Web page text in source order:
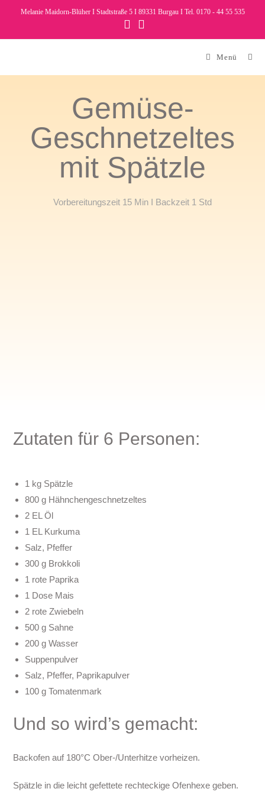
Melanie Maidorn-Blüher I Stadtstraße 5 I 89331 Burgau I Tel. 0170 - 44 55 535
Menü
Gemüse-
Geschnetzeltes
mit Spätzle
Vorbereitungszeit 15 Min I Backzeit 1 Std
Zutaten für 6 Personen:
1 kg Spätzle
800 g Hähnchengeschnetzeltes
2 EL Öl
1 EL Kurkuma
Salz, Pfeffer
300 g Brokkoli
1 rote Paprika
1 Dose Mais
2 rote Zwiebeln
500 g Sahne
200 g Wasser
Suppenpulver
Salz, Pfeffer, Paprikapulver
100 g Tomatenmark
Und so wird’s gemacht:
Backofen auf 180°C Ober-/Unterhitze vorheizen.
Spätzle in die leicht gefettete rechteckige Ofenhexe geben.